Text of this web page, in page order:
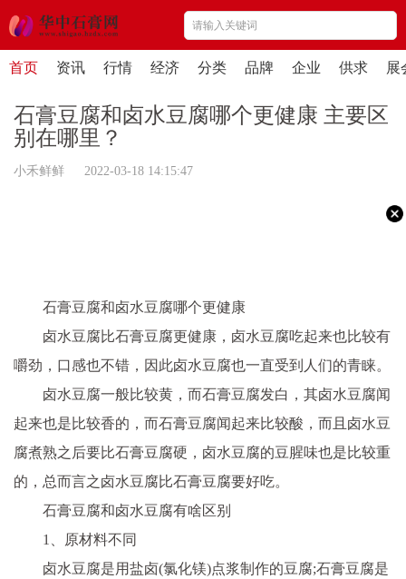
首页 资讯 行情 经济 分类 品牌 企业 供求 展
石膏豆腐和卤水豆腐哪个更健康 主要区
别在哪里？
小禾鲜鲜 2022-03-18 14:15:47
石膏豆腐和卤水豆腐哪个更健康
卤水豆腐比石膏豆腐更健康，卤水豆腐吃起来也比较有
嚼劲，口感也不错，因此卤水豆腐也一直受到人们的青睐。
卤水豆腐一般比较黄，而石膏豆腐发白，其卤水豆腐闻
起来也是比较香的，而石膏豆腐闻起来比较酸，而且卤水豆
腐煮熟之后要比石膏豆腐硬，卤水豆腐的豆腥味也是比较重
的，总而言之卤水豆腐比石膏豆腐要好吃。
石膏豆腐和卤水豆腐有啥区别
1、原材料不同
卤水豆腐是用盐卤(氯化镁)点浆制作的豆腐;石膏豆腐是